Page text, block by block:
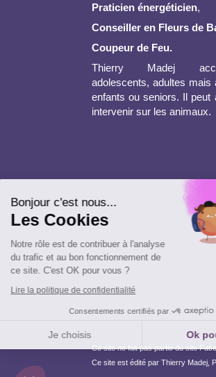
Praticien énergéticien,
Conseiller en Fleurs de
Coupeur de Feu.
Thierry Madej
adolescents, adultes mais
enfants ou seniors. Il peut
intervenir sur les animaux.
Ce site ne fait pas partie du site
Ce site est édité par Thierry Madej,
Bonjour c'est nous...
Les Cookies
Notre rôle est de contribuer à l'analyse
du trafic et au bon fonctionnement de
ce site. C'est OK pour vous ?
Lire la politique de confidentialité
Consentements certifiés par
Je choisis
Plateforme de Gestion du Consentement : Personnalisez vos
Notre plateforme vous permet d'adapter et de gérer vos